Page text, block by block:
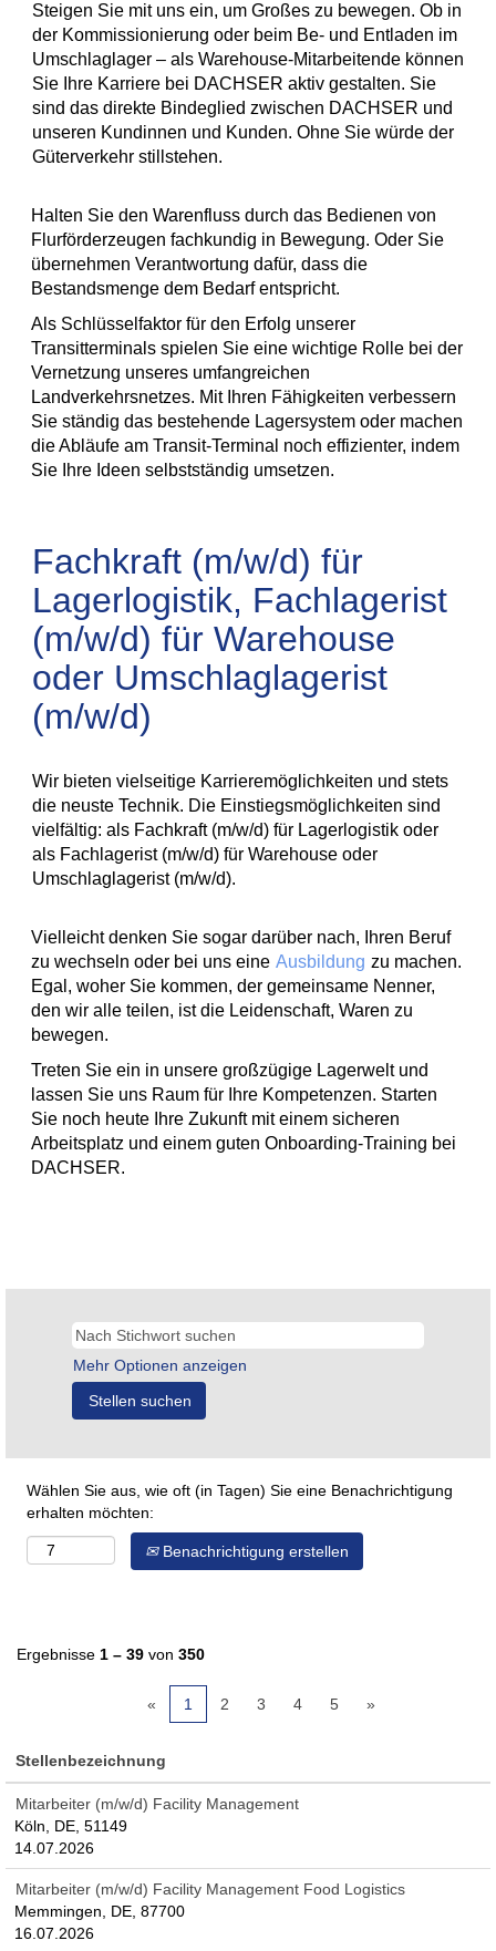
Steigen Sie mit uns ein, um Großes zu bewegen. Ob in
der Kommissionierung oder beim Be- und Entladen im
Umschlaglager – als Warehouse-Mitarbeitende können
Sie Ihre Karriere bei DACHSER aktiv gestalten. Sie
sind das direkte Bindeglied zwischen DACHSER und
unseren Kundinnen und Kunden. Ohne Sie würde der
Güterverkehr stillstehen.
Halten Sie den Warenfluss durch das Bedienen von
Flurförderzeugen fachkundig in Bewegung. Oder Sie
übernehmen Verantwortung dafür, dass die
Bestandsmenge dem Bedarf entspricht.
Als Schlüsselfaktor für den Erfolg unserer
Transitterminals spielen Sie eine wichtige Rolle bei der
Vernetzung unseres umfangreichen
Landverkehrsnetzes. Mit Ihren Fähigkeiten verbessern
Sie ständig das bestehende Lagersystem oder machen
die Abläufe am Transit-Terminal noch effizienter, indem
Sie Ihre Ideen selbstständig umsetzen.
Fachkraft (m/w/d) für
Lagerlogistik, Fachlagerist
(m/w/d) für Warehouse
oder Umschlaglagerist
(m/w/d)
Wir bieten vielseitige Karrieremöglichkeiten und stets
die neuste Technik. Die Einstiegsmöglichkeiten sind
vielfältig: als Fachkraft (m/w/d) für Lagerlogistik oder
als Fachlagerist (m/w/d) für Warehouse oder
Umschlaglagerist (m/w/d).
Vielleicht denken Sie sogar darüber nach, Ihren Beruf
zu wechseln oder bei uns eine Ausbildung zu machen.
Egal, woher Sie kommen, der gemeinsame Nenner,
den wir alle teilen, ist die Leidenschaft, Waren zu
bewegen.
Treten Sie ein in unsere großzügige Lagerwelt und
lassen Sie uns Raum für Ihre Kompetenzen. Starten
Sie noch heute Ihre Zukunft mit einem sicheren
Arbeitsplatz und einem guten Onboarding-Training bei
DACHSER.
Mehr Optionen anzeigen
Wählen Sie aus, wie oft (in Tagen) Sie eine Benachrichtigung
erhalten möchten:
Benachrichtigung erstellen
Ergebnisse 1 – 39 von 350
« 1 2 3 4 5 »
Stellenbezeichnung
Mitarbeiter (m/w/d) Facility Management
Köln, DE, 51149
14.07.2026
Mitarbeiter (m/w/d) Facility Management Food Logistics
Memmingen, DE, 87700
16.07.2026